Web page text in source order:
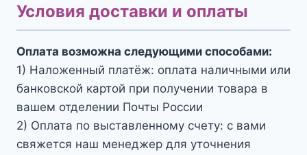
Условия доставки и оплаты
Оплата возможна следующими способами:
1) Наложенный платёж: оплата наличными или
банковской картой при получении товара в
вашем отделении Почты России
2) Оплата по выставленному счету: с вами
свяжется наш менеджер для уточнения